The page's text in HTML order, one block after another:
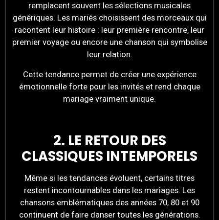
remplacent souvent les sélections musicales
génériques. Les mariés choisissent des morceaux qui
racontent leur histoire : leur première rencontre, leur
premier voyage ou encore une chanson qui symbolise
leur relation.
Cette tendance permet de créer une expérience
émotionnelle forte pour les invités et rend chaque
mariage vraiment unique.
2. LE RETOUR DES
CLASSIQUES INTEMPORELS
Même si les tendances évoluent, certains titres
restent incontournables dans les mariages. Les
chansons emblématiques des années 70, 80 et 90
continuent de faire danser toutes les générations.